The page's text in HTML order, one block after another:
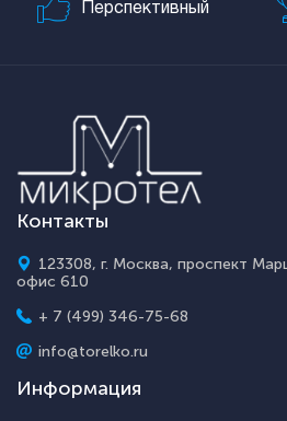
Перспективный
Контакты
123308, г. Москва, проспект
офис 610
+ 7 (499) 346-75-68
info@torelko.ru
Информация